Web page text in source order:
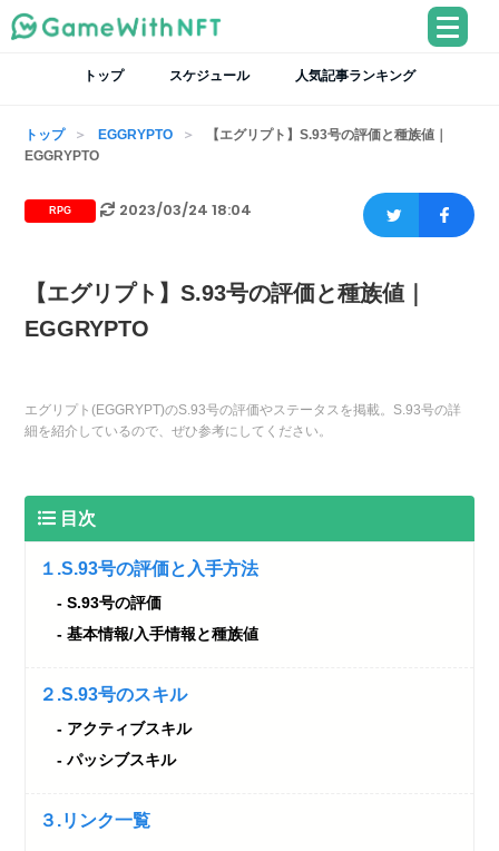
トップ スケジュール 人気記事ランキング
トップ EGGRYPTO
【エグリプト】S.93号の評価と種族値｜
EGGRYPTO
RPG 2023/03/24 18:04
【エグリプト】S.93号の評価と種族値｜
EGGRYPTO
エグリプト(EGGRYPT)のS.93号の評価やステータスを掲載。S.93号の詳
細を紹介しているので、ぜひ参考にしてください。
目次
１.S.93号の評価と入手方法
S.93号の評価
基本情報/入手情報と種族値
２.S.93号のスキル
アクティブスキル
パッシブスキル
３.リンク一覧